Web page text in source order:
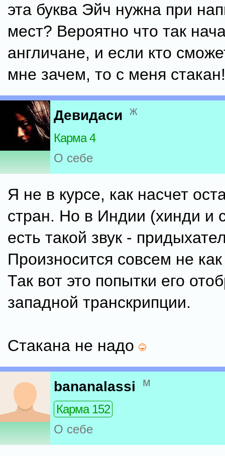
эта буква Эйч нужна при
мест? Вероятно что так
англичане, и если кто
мне зачем, то с меня
Девидаси ж
Карма 4
О себе
Я не в курсе, как насчет
стран. Но в Индии (хинди и
есть такой звук -
Произносится совсем не
Так вот это попытки его
западной транскрипции.
Стакана не надо
bananalassi м
Карма 152
О себе